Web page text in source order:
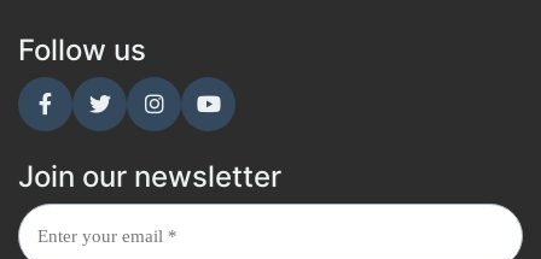
Follow us
Join our newsletter